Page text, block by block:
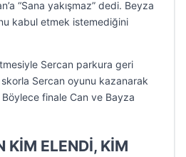
“Sana yakışmaz” dedi. Beyza
kabul etmek istemediğini
Sercan parkura geri
skorla Sercan oyunu kazanarak
Böylece finale Can ve Bayza
KİM ELENDİ, KİM